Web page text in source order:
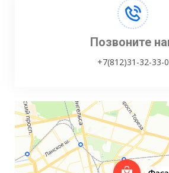
Позвоните
+7(812)31-32-33-0